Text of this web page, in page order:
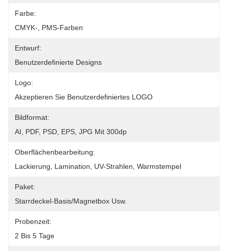
Farbe:
CMYK-, PMS-Farben
Entwurf:
Benutzerdefinierte Designs
Logo:
Akzeptieren Sie Benutzerdefiniertes LOGO
Bildformat:
AI, PDF, PSD, EPS, JPG Mit 300dp
Oberflächenbearbeitung:
Lackierung, Lamination, UV-Strahlen, Warmstempel
Paket:
Starrdeckel-Basis/Magnetbox Usw.
Probenzeit:
2 Bis 5 Tage